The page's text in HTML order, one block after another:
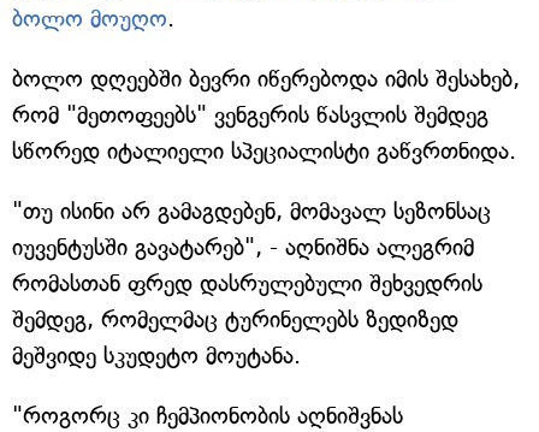
ბოლო მოუღო.
ბოლო დღეებში ბევრი იწერებოდა იმის შესახებ,
რომ "მეთოფეებს" ვენგერის წასვლის შემდეგ
სწორედ იტალიელი სპეციალისტი გაწვრთნიდა.
"თუ ისინი არ გამაგდებენ, მომავალ სეზონსაც
იუვენტუსში გავატარებ", - აღნიშნა ალეგრიმ
რომასთან ფრედ დასრულებული შეხვედრის
შემდეგ, რომელმაც ტურინელებს ზედიზედ
მეშვიდე სკუდეტო მოუტანა.
"როგორც კი ჩემპიონობის აღნიშვნას